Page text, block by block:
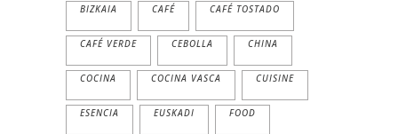
BIZKAIA CAFÉ CAFÉ TOSTADO
CAFÉ VERDE CEBOLLA CHINA
COCINA COCINA VASCA CUISINE
ESENCIA EUSKADI FOOD